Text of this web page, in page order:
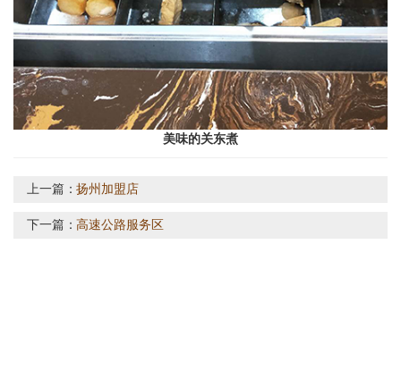
美味的关东煮
上一篇：扬州加盟店
下一篇：高速公路服务区